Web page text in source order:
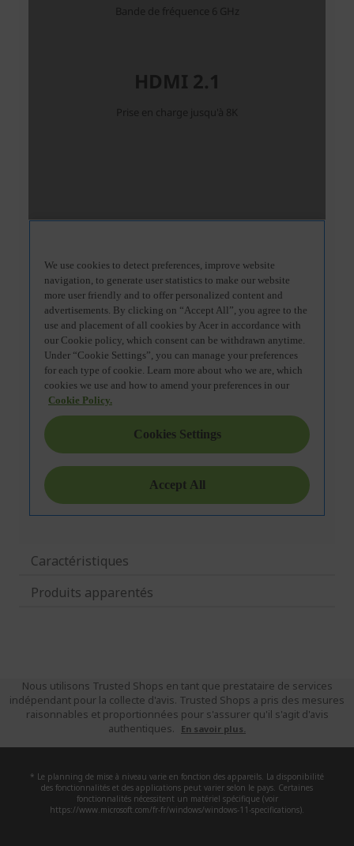
Caractéristiques
Produits apparentés
Nous utilisons Trusted Shops en tant que prestataire de services
indépendant pour la collecte d'avis. Trusted Shops a pris des mesures
raisonnables et proportionnées pour s'assurer qu'il s'agit d'avis
authentiques.
En savoir plus.
* Le planning de mise à niveau varie en fonction des appareils. La disponibilité
des fonctionnalités et des applications peut varier selon le pays. Certaines
fonctionnalités nécessitent un matériel spécifique (voir
https://www.microsoft.com/fr-fr/windows/windows-11-specifications).